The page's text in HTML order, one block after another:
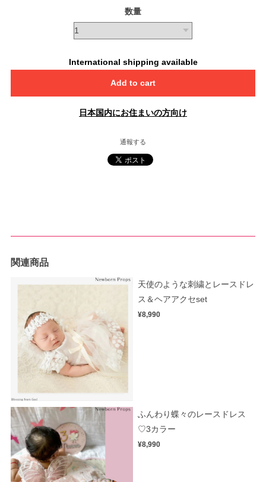
数量
International shipping available
Add to cart
日本国内にお住まいの方向け
通報する
関連商品
天使のような刺繍とレースドレ
ス＆ヘアアクセset
¥8,990
ふんわり蝶々のレースドレス
♡3カラー
¥8,990